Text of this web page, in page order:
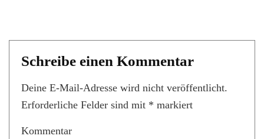
Schreibe einen Kommentar
Deine E-Mail-Adresse wird nicht veröffentlicht.
Erforderliche Felder sind mit * markiert
Kommentar